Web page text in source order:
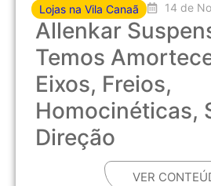
Lojas na Vila Canaã 14 de
Allenkar
Temos
Eixos, Freios,
Homocinéticas,
Direção
VER